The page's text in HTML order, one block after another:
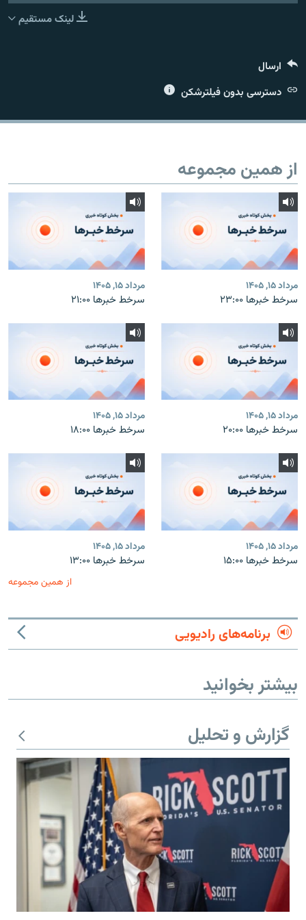
لینک مستقیم
ارسال
دسترسی بدون فیلترشکن
از همین مجموعه
مرداد ۱۵, ۱۴۰۵
سرخط خبرها ۲۳:۰۰
مرداد ۱۵, ۱۴۰۵
سرخط خبرها ۲۱:۰۰
مرداد ۱۵, ۱۴۰۵
سرخط خبرها ۲۰:۰۰
مرداد ۱۵, ۱۴۰۵
سرخط خبرها ۱۸:۰۰
مرداد ۱۵, ۱۴۰۵
سرخط خبرها ۱۵:۰۰
مرداد ۱۵, ۱۴۰۵
سرخط خبرها ۱۳:۰۰
از همین مجموعه
برنامه‌های رادیویی
بیشتر بخوانید
گزارش و تحلیل